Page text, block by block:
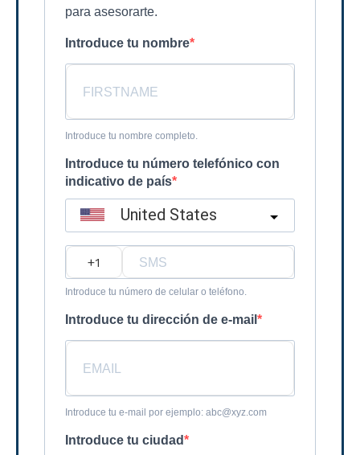
para asesorarte.
Introduce tu nombre
Introduce tu nombre completo.
Introduce tu número telefónico con
indicativo de país
United States
Introduce tu número de celular o teléfono.
Introduce tu dirección de e-mail
Introduce tu e-mail por ejemplo: abc@xyz.com
Introduce tu ciudad